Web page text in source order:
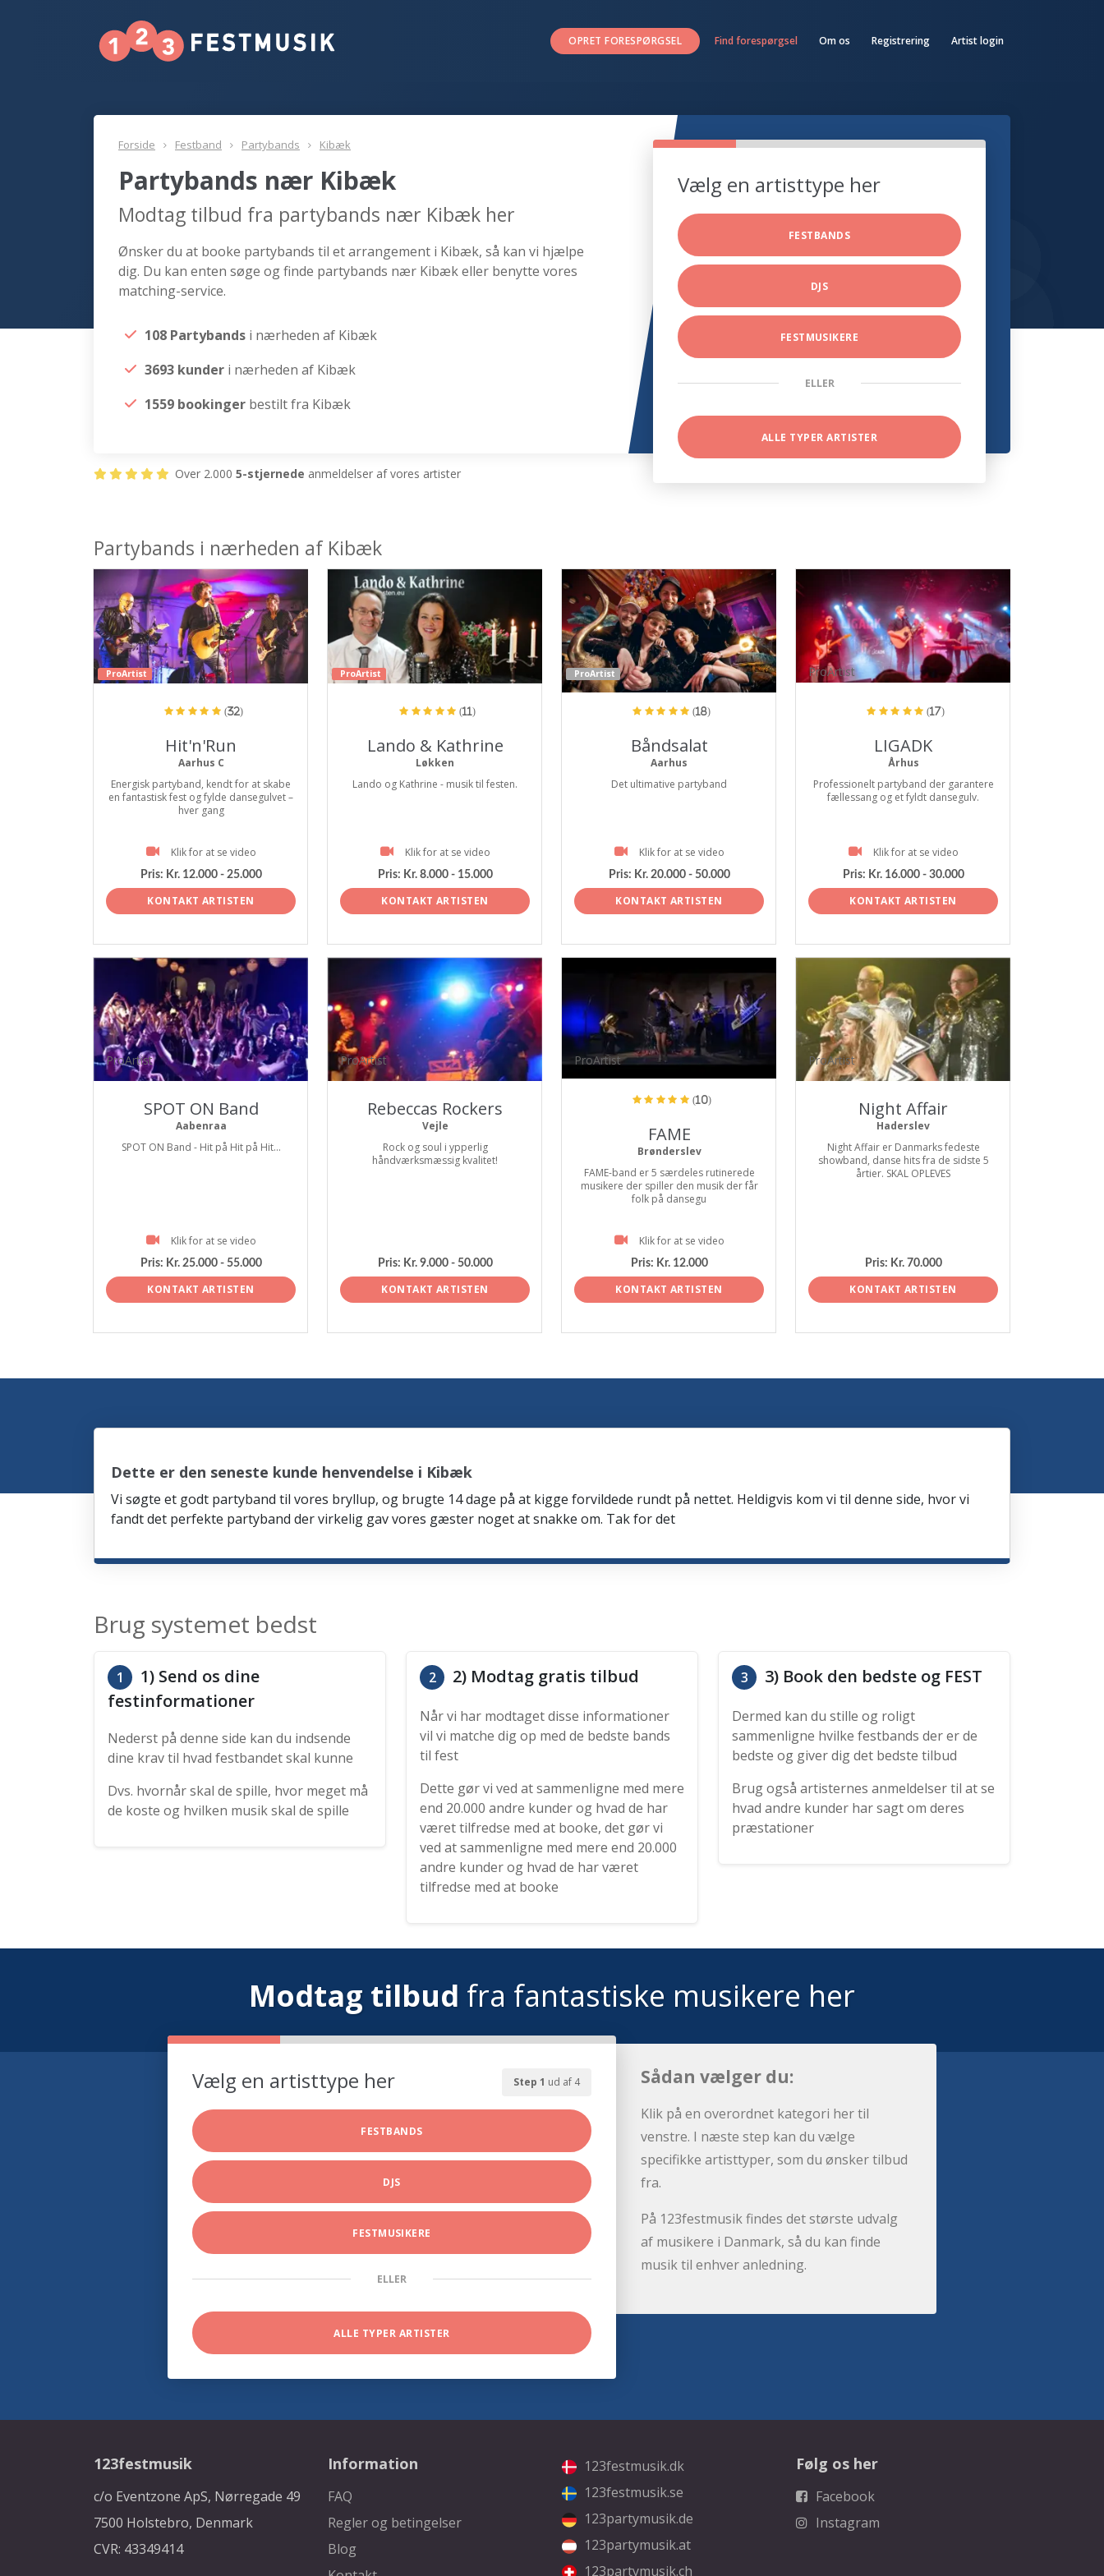
OPRET FORESPØRGSEL Find forespørgsel Om os Registrering Artist login
Forside Festband Partybands Kibæk
Partybands nær Kibæk
Modtag tilbud fra partybands nær Kibæk her
Ønsker du at booke partybands til et arrangement i Kibæk, så kan vi hjælpe
dig. Du kan enten søge og finde partybands nær Kibæk eller benytte vores
matching-service.
108 Partybands i nærheden af Kibæk
3693 kunder i nærheden af Kibæk
1559 bookinger bestilt fra Kibæk
Vælg en artisttype her
FESTBANDS
DJS
FESTMUSIKERE
ELLER
ALLE TYPER ARTISTER
Over 2.000 5-stjernede anmeldelser af vores artister
Partybands i nærheden af Kibæk
ProArtist
(32)
Hit'n'Run
Aarhus C
Energisk partyband, kendt for at skabe
en fantastisk fest og fylde dansegulvet –
hver gang
Klik for at se video
Pris: Kr. 12.000 - 25.000
KONTAKT ARTISTEN
ProArtist
(11)
Lando & Kathrine
Løkken
Lando og Kathrine - musik til festen.
Klik for at se video
Pris: Kr. 8.000 - 15.000
KONTAKT ARTISTEN
ProArtist
(18)
Båndsalat
Aarhus
Det ultimative partyband
Klik for at se video
Pris: Kr. 20.000 - 50.000
KONTAKT ARTISTEN
ProArtist
(17)
LIGADK
Århus
Professionelt partyband der garantere
fællessang og et fyldt dansegulv.
Klik for at se video
Pris: Kr. 16.000 - 30.000
KONTAKT ARTISTEN
ProArtist
SPOT ON Band
Aabenraa
SPOT ON Band - Hit på Hit på Hit...
Klik for at se video
Pris: Kr. 25.000 - 55.000
KONTAKT ARTISTEN
ProArtist
Rebeccas Rockers
Vejle
Rock og soul i ypperlig
håndværksmæssig kvalitet!
Pris: Kr. 9.000 - 50.000
KONTAKT ARTISTEN
ProArtist
(10)
FAME
Brønderslev
FAME-band er 5 særdeles rutinerede
musikere der spiller den musik der får
folk på dansegu
Klik for at se video
Pris: Kr. 12.000
KONTAKT ARTISTEN
ProArtist
Night Affair
Haderslev
Night Affair er Danmarks fedeste
showband, danse hits fra de sidste 5
årtier. SKAL OPLEVES
Pris: Kr. 70.000
KONTAKT ARTISTEN
Dette er den seneste kunde henvendelse i Kibæk
Vi søgte et godt partyband til vores bryllup, og brugte 14 dage på at kigge forvildede rundt på nettet. Heldigvis kom vi til denne side, hvor vi
fandt det perfekte partyband der virkelig gav vores gæster noget at snakke om. Tak for det
Brug systemet bedst
1
1) Send os dine
festinformationer
Nederst på denne side kan du indsende
dine krav til hvad festbandet skal kunne
Dvs. hvornår skal de spille, hvor meget må
de koste og hvilken musik skal de spille
2 2) Modtag gratis tilbud
Når vi har modtaget disse informationer
vil vi matche dig op med de bedste bands
til fest
Dette gør vi ved at sammenligne med mere
end 20.000 andre kunder og hvad de har
været tilfredse med at booke, det gør vi
ved at sammenligne med mere end 20.000
andre kunder og hvad de har været
tilfredse med at booke
3 3) Book den bedste og FEST
Dermed kan du stille og roligt
sammenligne hvilke festbands der er de
bedste og giver dig det bedste tilbud
Brug også artisternes anmeldelser til at se
hvad andre kunder har sagt om deres
præstationer
Modtag tilbud fra fantastiske musikere her
Step 1 ud af 4
Vælg en artisttype her
FESTBANDS
DJS
FESTMUSIKERE
ELLER
ALLE TYPER ARTISTER
Sådan vælger du:
Klik på en overordnet kategori her til
venstre. I næste step kan du vælge
specifikke artisttyper, som du ønsker tilbud
fra.
På 123festmusik findes det største udvalg
af musikere i Danmark, så du kan finde
musik til enhver anledning.
123festmusik
c/o Eventzone ApS, Nørregade 49
7500 Holstebro, Denmark
CVR: 43349414
Information
FAQ
Regler og betingelser
Blog
123festmusik.dk
123festmusik.se
123partymusik.de
123partymusik.at
123partymusik.ch
Følg os her
Facebook
Instagram